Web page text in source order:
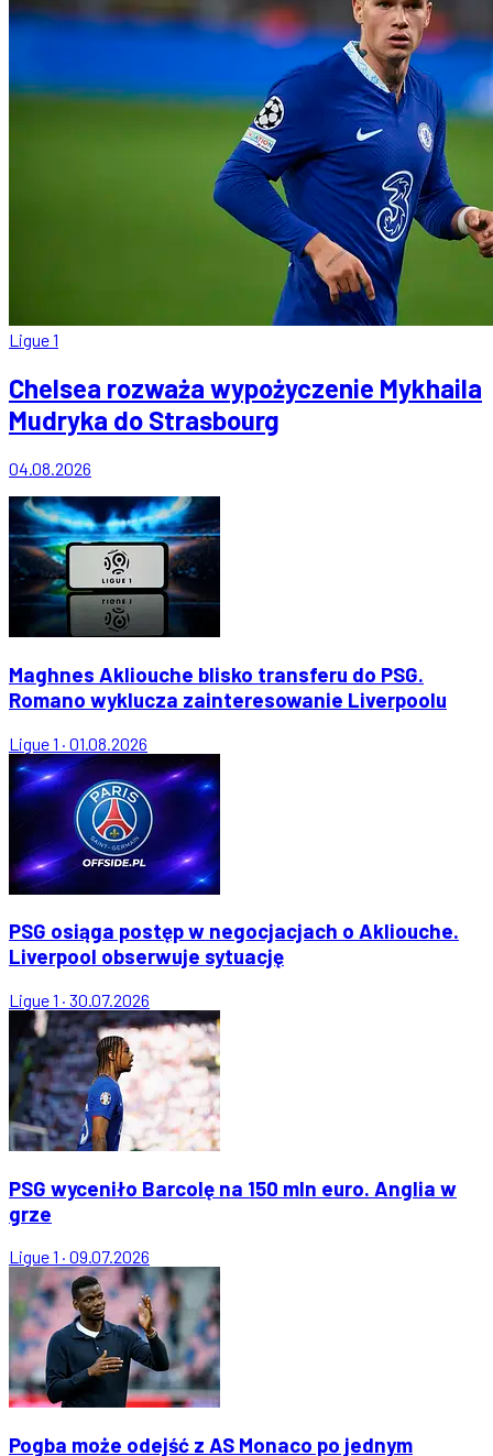
Ligue 1
Chelsea rozważa wypożyczenie Mykhaila
Mudryka do Strasbourg
04.08.2026
Maghnes Akliouche blisko transferu do PSG.
Romano wyklucza zainteresowanie Liverpoolu
Ligue 1 · 01.08.2026
PSG osiąga postęp w negocjacjach o Akliouche.
Liverpool obserwuje sytuację
Ligue 1 · 30.07.2026
PSG wyceniło Barcolę na 150 mln euro. Anglia w
grze
Ligue 1 · 09.07.2026
Pogba może odejść z AS Monaco po jednym